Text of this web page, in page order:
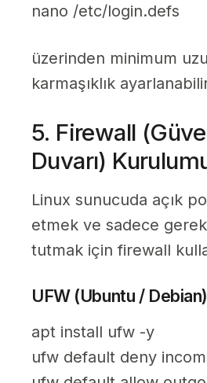
nano /etc/login.defs
üzerinden minimum
karmaşıklık
5. Firewall
Duvarı)
Linux sunucuda açık
etmek ve sadece
tutmak için firewall
UFW (Ubuntu / Debian)
apt install ufw -y
ufw default deny